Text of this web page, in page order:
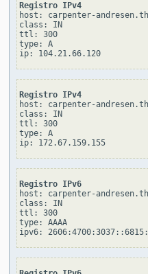
Registro IPv4
host: carpenter-
class: IN
ttl: 300
type: A
ip: 104.21.66.120
Registro IPv4
host: carpenter-
class: IN
ttl: 300
type: A
ip: 172.67.159.155
Registro IPv6
host: carpenter-
class: IN
ttl: 300
type: AAAA